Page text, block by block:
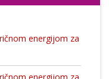
energijom za